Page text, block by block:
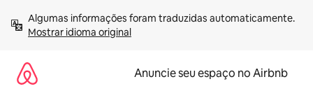
para
Mostrar idioma original
Anuncie seu espaço no Airbnb